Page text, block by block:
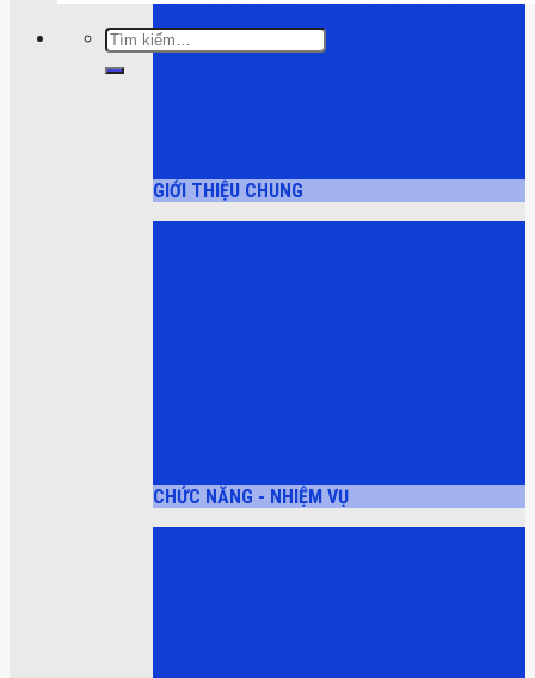
Tìm
kiếm:
GIỚI THIỆU CHUNG
CHỨC NĂNG - NHIỆM VỤ